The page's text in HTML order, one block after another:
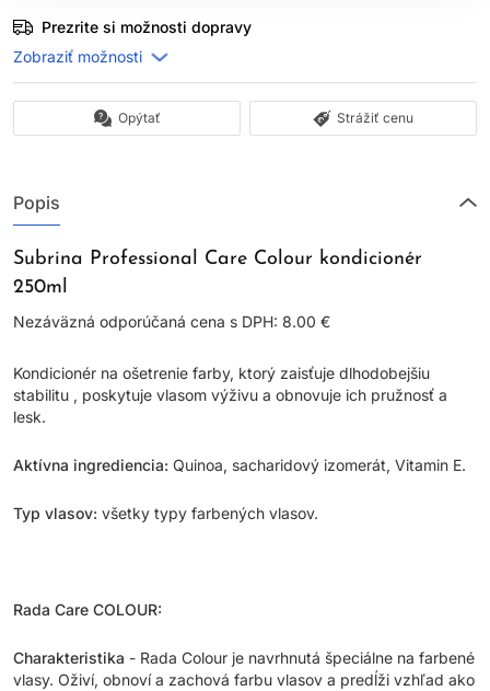
Prezrite si možnosti dopravy
Opýtať Strážiť cenu
Popis
Subrina Professional Care Colour kondicionér
250ml
Nezáväzná odporúčaná cena s DPH: 8.00 €
Kondicionér na ošetrenie farby, ktorý zaisťuje dlhodobejšiu
stabilitu , poskytuje vlasom výživu a obnovuje ich pružnosť a
lesk.
Aktívna ingrediencia: Quinoa, sacharidový izomerát, Vitamin E.
Typ vlasov: všetky typy farbených vlasov.
Rada Care COLOUR:
Charakteristika - Rada Colour je navrhnutá špeciálne na farbené
vlasy. Oživí, obnoví a zachová farbu vlasov a predĺži vzhľad ako